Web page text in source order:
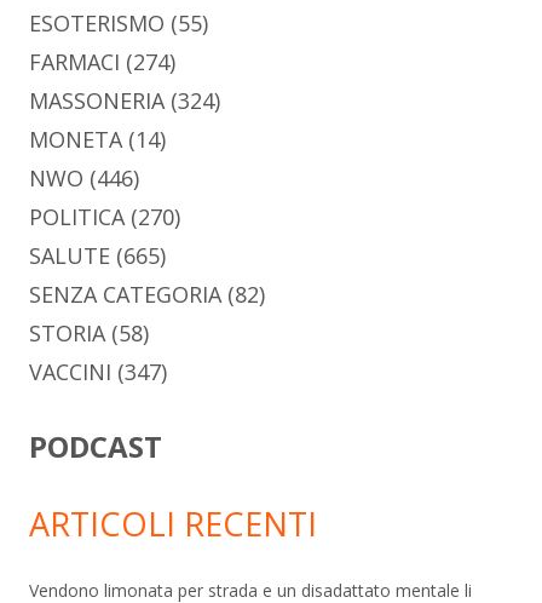
ESOTERISMO (55)
FARMACI (274)
MASSONERIA(324)
MONETA(14)
NWO (446)
POLITICA(270)
SALUTE (665)
SENZA CATEGORIA(82)
STORIA(58)
VACCINI (347)
PODCAST
ARTICOLI RECENTI
Vendono limonata per strada e un disadattato mentale li